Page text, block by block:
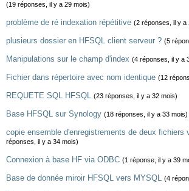
(19 réponses, il y a 29 mois)
problème de ré indexation répétitive (2 réponses, il y a
plusieurs dossier en HFSQL client serveur ? (5
Manipulations sur le champ d'index (4 réponses, il y a
Fichier dans répertoire avec nom identique (12
REQUETE SQL HFSQL (23 réponses, il y a 32 mois)
Base HFSQL sur Synology (18 réponses, il y a 33 mois)
copie ensemble d'enregistrements de deux fichiers
réponses, il y a 34 mois)
Connexion à base HF via ODBC (1 réponse, il y a 39
Base de donnée miroir HFSQL vers MYSQL (4